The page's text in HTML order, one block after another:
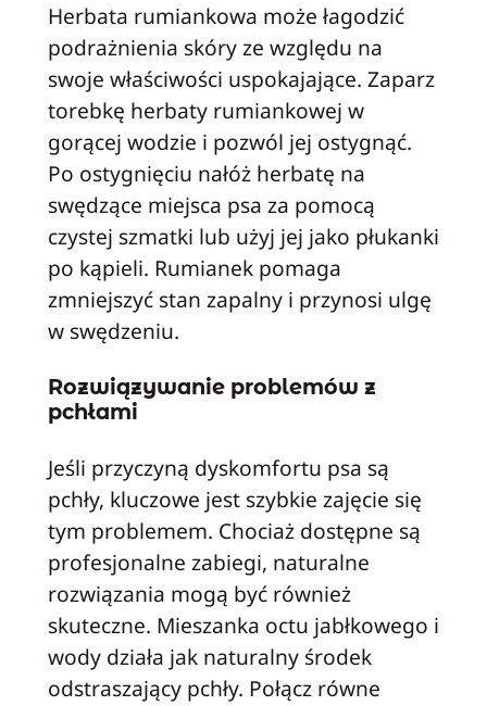
Herbata rumiankowa może łagodzić
podrażnienia skóry ze względu na
swoje właściwości uspokajające. Zaparz
torebkę herbaty rumiankowej w
gorącej wodzie i pozwól jej ostygnąć.
Po ostygnięciu nałóż herbatę na
swędzące miejsca psa za pomocą
czystej szmatki lub użyj jej jako płukanki
po kąpieli. Rumianek pomaga
zmniejszyć stan zapalny i przynosi ulgę
w swędzeniu.
Rozwiązywanie problemów z
pchłami
Jeśli przyczyną dyskomfortu psa są
pchły, kluczowe jest szybkie zajęcie się
tym problemem. Chociaż dostępne są
profesjonalne zabiegi, naturalne
rozwiązania mogą być również
skuteczne. Mieszanka octu jabłkowego i
wody działa jak naturalny środek
odstraszający pchły. Połącz równe